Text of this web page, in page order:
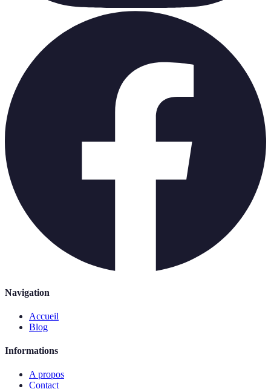
Navigation
Accueil
Blog
Informations
A propos
Contact